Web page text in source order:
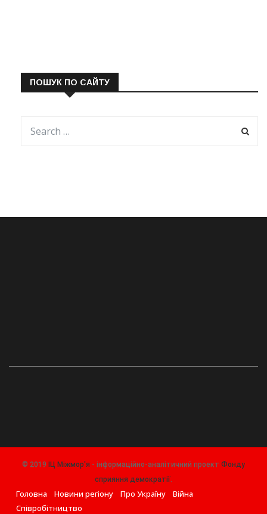
ПОШУК ПО САЙТУ
© 2019 ІЦ Міжмор'я - інформаційно-аналітичний проект Фонду
сприяння демократії
Головна Новини регіону Про Україну
Війна
Співробітництво